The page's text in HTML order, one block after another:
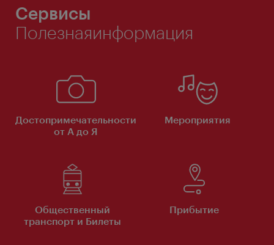
Сервисы
Полезнаяинформация
Достопримечательности
от А до Я
Мероприятия
Общественный
транспорт и Билеты
Прибытие